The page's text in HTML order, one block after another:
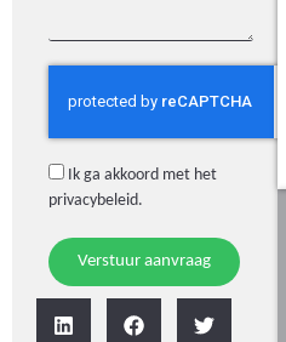
Ik ga akkoord met het
privacybeleid.
Verstuur aanvraag